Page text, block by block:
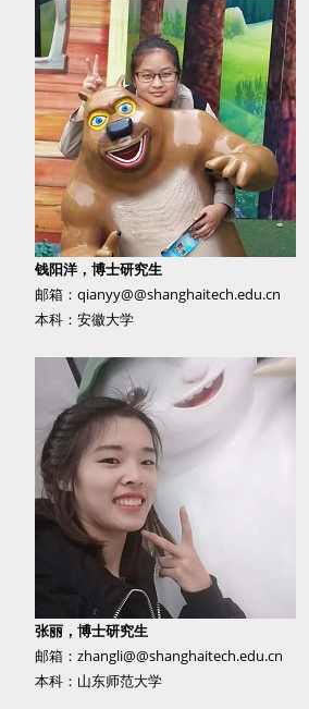
钱阳洋，博士研究生
邮箱：qianyy@@shanghaitech.edu.cn
本科：安徽大学
张丽，博士研究生
邮箱：zhangli@@shanghaitech.edu.cn
本科：山东师范大学